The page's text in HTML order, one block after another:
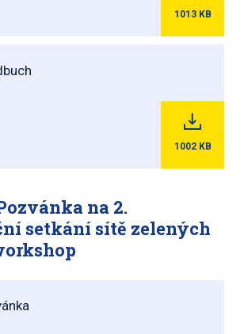
1013 KB
1002 KB
na 2.
setkání sítě zelených